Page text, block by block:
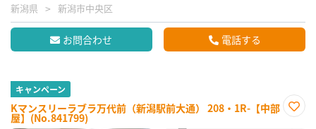
新潟県 新潟市中央区
お問合わせ 電話する
キャンペーン
Kマンスリーラブラ万代前（新潟駅前大通） 208・1R-【中部
屋】(No.841799)